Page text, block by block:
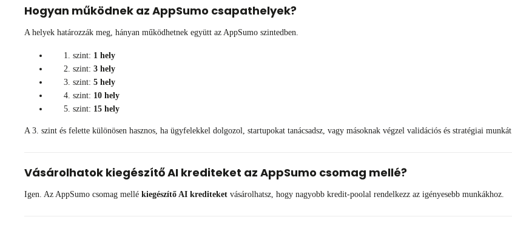
Hogyan működnek az AppSumo csapathelyek?
A helyek határozzák meg, hányan működhetnek együtt az AppSumo szintedben.
szint: 1 hely
szint: 3 hely
szint: 5 hely
szint: 10 hely
szint: 15 hely
A 3. szint és felette különösen hasznos, ha ügyfelekkel dolgozol, startupokat tanácsadsz, vagy másoknak végzel validációs és stratégiai munkát.
Vásárolhatok kiegészítő AI krediteket az AppSumo csomag mellé?
Igen. Az AppSumo csomag mellé kiegészítő AI krediteket vásárolhatsz, hogy nagyobb kredit-poolal rendelkezz az igényesebb munkákhoz.